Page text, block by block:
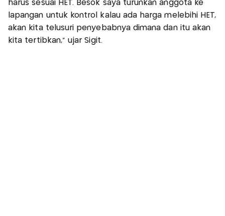
harus sesuai HET. Besok saya turunkan anggota ke
lapangan untuk kontrol kalau ada harga melebihi HET,
akan kita telusuri penyebabnya dimana dan itu akan
kita tertibkan," ujar Sigit.